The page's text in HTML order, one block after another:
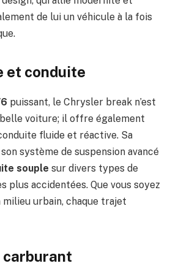
de lui un véhicule à la fois
et conduite
puissant, le Chrysler break n’est
voiture; il offre également
fluide et réactive. Sa
système de suspension avancé
souple sur divers types de
plus accidentées. Que vous soyez
urbain, chaque trajet
carburant